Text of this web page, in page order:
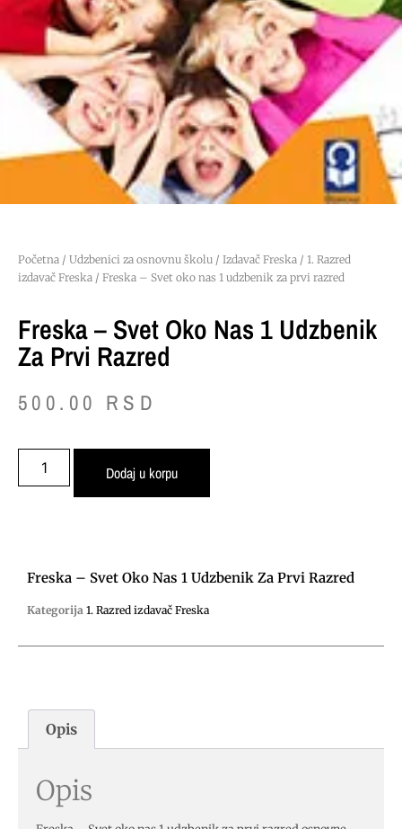
Početna / Udzbenici za osnovnu školu / Izdavač Freska / 1. Razred
izdavač Freska / Freska – Svet oko nas 1 udzbenik za prvi razred
Freska – Svet Oko Nas 1 Udzbenik
Za Prvi Razred
500.00 RSD
Dodaj u korpu
Freska – Svet Oko Nas 1 Udzbenik Za Prvi Razred
Kategorija 1. Razred izdavač Freska
Opis
Opis